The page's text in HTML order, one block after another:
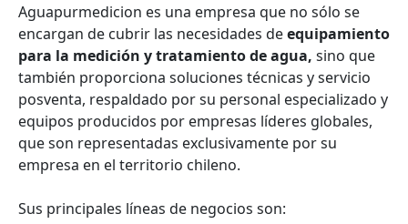
Aguapurmedicion es una empresa que no sólo se
encargan de cubrir las necesidades deequipamiento
para la medición y tratamiento de agua, sino que
también proporciona soluciones técnicas y servicio
posventa, respaldado por su personal especializado y
equipos producidos por empresas líderes globales,
que son representadas exclusivamente por su
empresa en el territorio chileno.
Sus principales líneas de negocios son: